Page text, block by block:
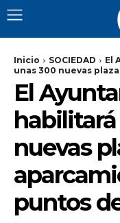
Inicio SOCIEDAD
El
unas 300 nuevas
El
nuevas
puntos